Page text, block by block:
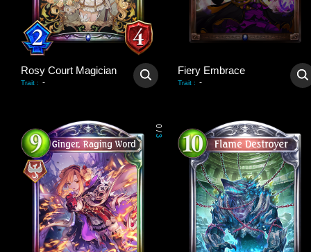
Rosy Court Magician
Trait : -
Fiery Embrace
Trait : -
0
/
3